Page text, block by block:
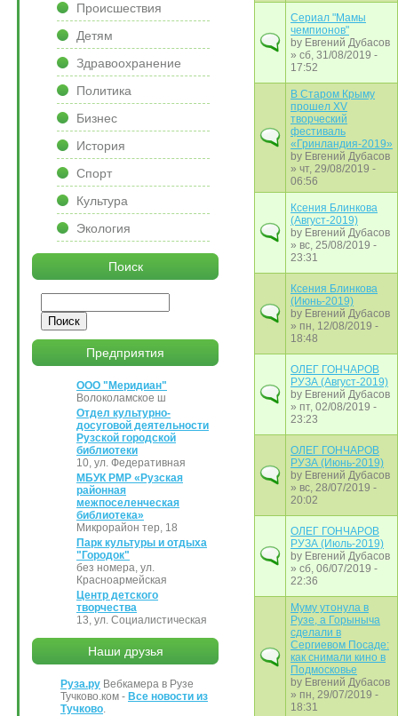
Сериал "Мамы
чемпионов"
by Евгений Дубасов
» сб, 31/08/2019 -
17:52
В Старом Крыму
прошел ХV
творческий
фестиваль
«Гринландия-2019»
by Евгений Дубасов
» чт, 29/08/2019 -
06:56
Ксения Блинкова
(Август-2019)
by Евгений Дубасов
» вс, 25/08/2019 -
23:31
Ксения Блинкова
(Июнь-2019)
by Евгений Дубасов
» пн, 12/08/2019 -
18:48
ОЛЕГ ГОНЧАРОВ
РУЗА (Август-2019)
by Евгений Дубасов
» пт, 02/08/2019 -
23:23
ОЛЕГ ГОНЧАРОВ
РУЗА (Июнь-2019)
by Евгений Дубасов
» вс, 28/07/2019 -
20:02
ОЛЕГ ГОНЧАРОВ
РУЗА (Июль-2019)
by Евгений Дубасов
» сб, 06/07/2019 -
22:36
Муму утонула в
Рузе, а Горыныча
сделали в
Сергиевом Посаде:
как снимали кино в
Подмосковье
by Евгений Дубасов
» пн, 29/07/2019 -
18:31
Происшествия
Детям
Здравоохранение
Политика
Бизнес
История
Спорт
Культура
Экология
Поиск
Предприятия
ООО "Меридиан"
Волоколамское ш
Отдел культурно-
досуговой деятельности
Рузской городской
библиотеки
10, ул. Федеративная
МБУК РМР «Рузская
районная
межпоселенческая
библиотека»
Микрорайон тер, 18
Парк культуры и отдыха
"Городок"
без номера, ул.
Красноармейская
Центр детского
творчества
13, ул. Социалистическая
Наши друзья
Руза.ру Вебкамера в Рузе
Тучково.ком - Все новости из
Тучково.